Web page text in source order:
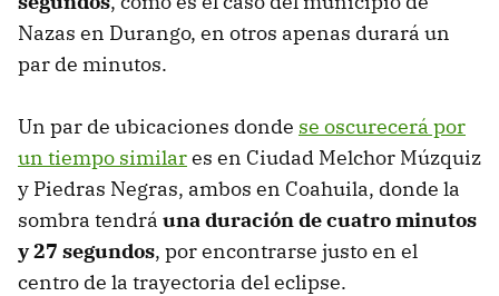
Nazas en Durango, en otros apenas durará un
par de minutos.
Un par de ubicaciones donde se oscurecerá por
un tiempo similares en Ciudad Melchor Múzquiz
y Piedras Negras, ambos en Coahuila, donde la
sombra tendrá una duración de cuatro minutos
y 27 segundos, por encontrarse justo en el
centro de la trayectoria del eclipse.